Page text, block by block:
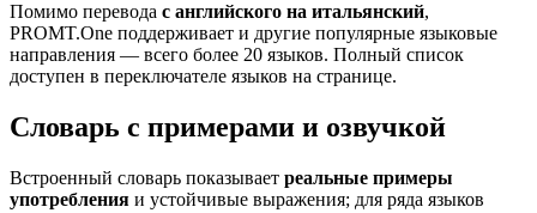
Помимо перевода с английского на итальянский,
PROMT.One поддерживает и другие популярные языковые
направления — всего более 20 языков. Полный список
доступен в переключателе языков на странице.
Словарь с примерами и озвучкой
Встроенный словарь показывает реальные примеры
употребления и устойчивые выражения; для ряда языков